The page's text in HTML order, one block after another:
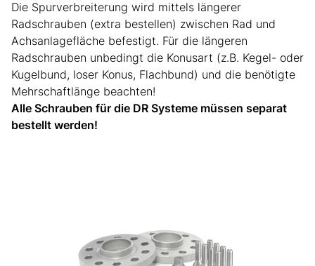
Die Spurverbreiterung wird mittels längerer
Radschrauben (extra bestellen) zwischen Rad und
Achsanlagefläche befestigt. Für die längeren
Radschrauben unbedingt die Konusart (z.B. Kegel- oder
Kugelbund, loser Konus, Flachbund) und die benötigte
Mehrschaftlänge beachten!
Alle Schrauben für die DR Systeme müssen separat
bestellt werden!